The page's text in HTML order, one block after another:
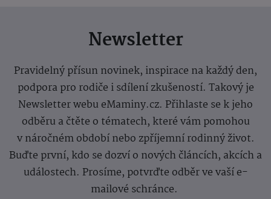
Newsletter
Pravidelný přísun novinek, inspirace na každý den,
podpora pro rodiče i sdílení zkušeností. Takový je
Newsletter webu eMaminy.cz. Přihlaste se k jeho
odběru a čtěte o tématech, které vám pomohou
v náročném období nebo zpříjemní rodinný život.
Buďte první, kdo se dozví o nových článcích, akcích a
událostech. Prosíme, potvrďte odběr ve vaší e-
mailové schránce.